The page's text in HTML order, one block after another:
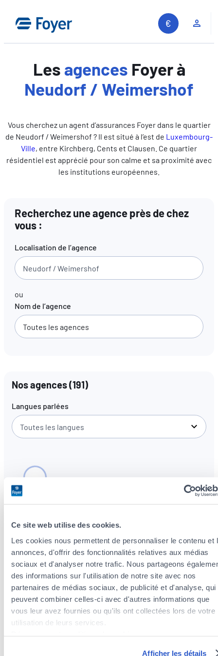
Ce site web utilise des cookies.
Les cookies nous permettent de personnaliser le contenu et
annonces, d'offrir des fonctionnalités relatives aux médias
sociaux et d'analyser notre trafic. Nous partageons
des informations sur l'utilisation de notre site avec nos
partenaires de médias sociaux, de publicité et d'analyse, qui
peuvent combiner celles-ci avec d'autres informations que
vous leur avez fournies ou qu'ils ont collectées lors de votre
utilisation de leurs services.
Afficher les détails
contenu
Recherche sur le site
Les agences Foyer à
Neudorf / Weimershof
Vous cherchez un agent d’assurances Foyer dans le quartier
de Neudorf / Weimershof ? Il est situé à l’est de Luxembourg-
Ville, entre Kirchberg, Cents et Clausen. Ce quartier
résidentiel est apprécié pour son calme et sa proximité avec
les institutions européennes.
Recherchez une agence près de chez
vous :
Localisation de l’agence
ou
Nom de l’agence
Nos agences(191)
Langues parlées
Toutes les langues
Agents d’assurances à proximité du quartier
Neudorf / Weimershof
Agents d’assurances dans le quartier Hamm
Agents d’assurances dans le quartier Cents
Agents d’assurances dans le quartier Dommeldange
Agents d’assurances dans le quartier Hollerich
Agents d’assurances dans le quartier Bonnevoie-Nord /
Agents d’assurances dans le quartier Bonnevoie-Sud